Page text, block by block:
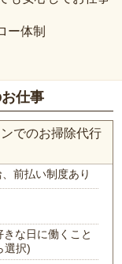
ー体制
仕事
でのお掃除代行
前払い制度あり
な日に働くこと
選択)